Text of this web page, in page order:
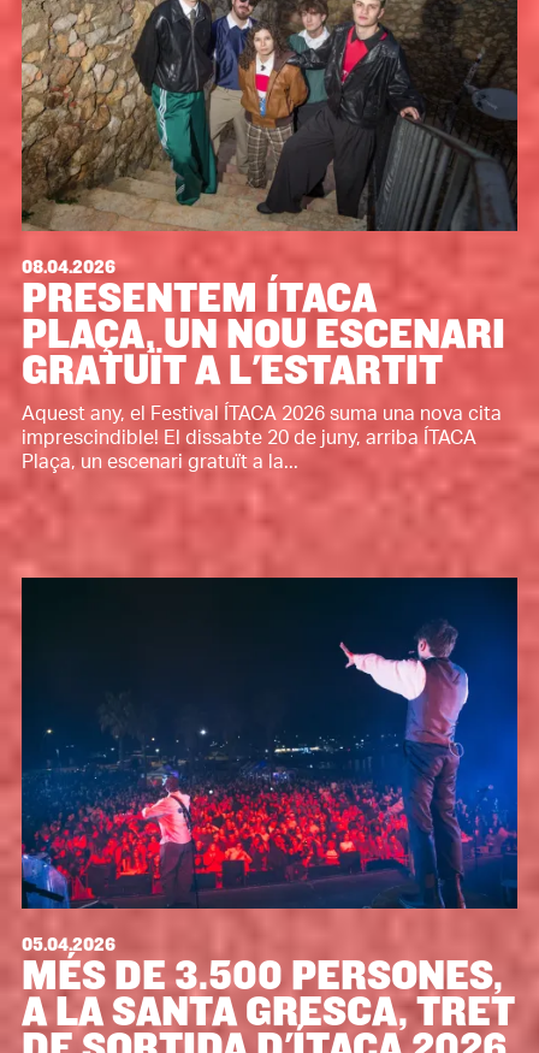
08.04.2026
PRESENTEM ÍTACA
PLAÇA, UN NOU ESCENARI
GRATUÏT A L'ESTARTIT
Aquest any, el Festival ÍTACA 2026 suma una nova cita
imprescindible! El dissabte 20 de juny, arriba ÍTACA
Plaça, un escenari gratuït a la...
05.04.2026
MÉS DE 3.500 PERSONES,
A LA SANTA GRESCA, TRET